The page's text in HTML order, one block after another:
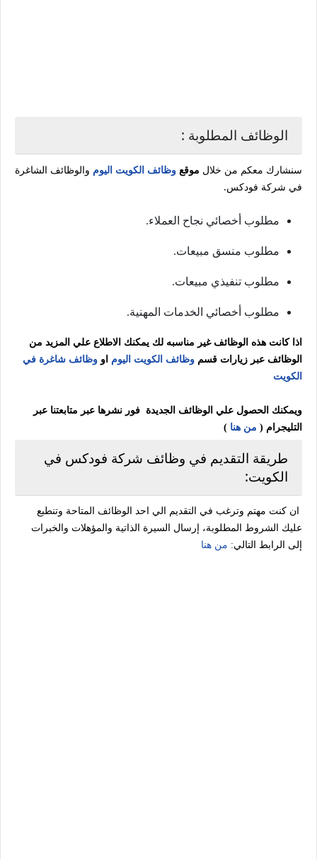
الوظائف المطلوبة :
سنشارك معكم من خلال موقع وظائف الكويت اليوم والوظائف الشاغرة
في شركة فودكس.
مطلوب أخصائي نجاح العملاء.
مطلوب منسق مبيعات.
مطلوب تنفيذي مبيعات.
مطلوب أخصائي الخدمات المهنية.
اذا كانت هذه الوظائف غير مناسبه لك يمكنك الاطلاع علي المزيد من
الوظائف عبر زيارات قسم وظائف الكويت اليوم او وظائف شاغرة في
الكويت
ويمكنك الحصول علي الوظائف الجديدة فور نشرها عبر متابعتنا عبر
التليجرام ( من هنا )
طريقة التقديم في وظائف شركة فودكس في
الكويت:
ان كنت مهتم وترغب في التقديم الي احد الوظائف المتاحة وتنطبع
عليك الشروط المطلوبة، إرسال السيرة الذاتية والمؤهلات والخبرات
إلى الرابط التالي: من هنا